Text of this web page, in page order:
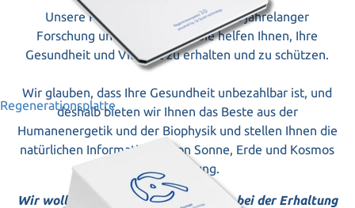
Regenerationsplatte
Unsere Produkte sind das Ergebnis jahrelanger
Forschung und Entwicklung.Sie helfen Ihnen, Ihre
Gesundheit und Vitalität zu erhalten und zu schützen.
Wir glauben, dass Ihre Gesundheit unbezahlbar ist, und
deshalb bieten wir Ihnen das Beste aus der
Humanenergetik und der Biophysik und stellen Ihnen die
natürlichen Informationen von Sonne, Erde und Kosmos
zur Verfügung.
Wir wollen Sie gern begleiten und Sie bei der Erhaltung